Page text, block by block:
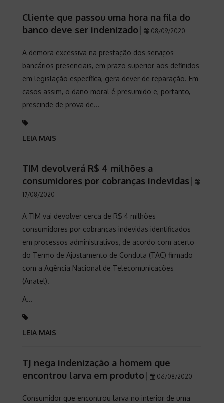
Cliente que passou uma hora na fila do
banco deve ser indenizado| 08/09/2020
A demora excessiva na prestação dos serviços
bancários presenciais, em prazo superior aos definidos
em legislação específica, gera dever de reparação. Em
casos assim, o dano moral é presumido e, portanto,
prescinde de prova de...
LEIA MAIS
TIM devolverá R$ 4 milhões a
consumidores por cobranças indevidas|
17/08/2020
A TIM vai devolver cerca de R$ 4 milhões
consumidores por cobranças indevidas identificados
em processos administrativos, de acordo com acerto
do Termo de Ajustamento de Conduta (TAC) firmado
com a Agência Nacional de Telecomunicações
(Anatel).
A...
LEIA MAIS
TJ nega indenização a homem que
encontrou larva em produto| 06/08/2020
Consumidor que encontrou larva no interior de uma